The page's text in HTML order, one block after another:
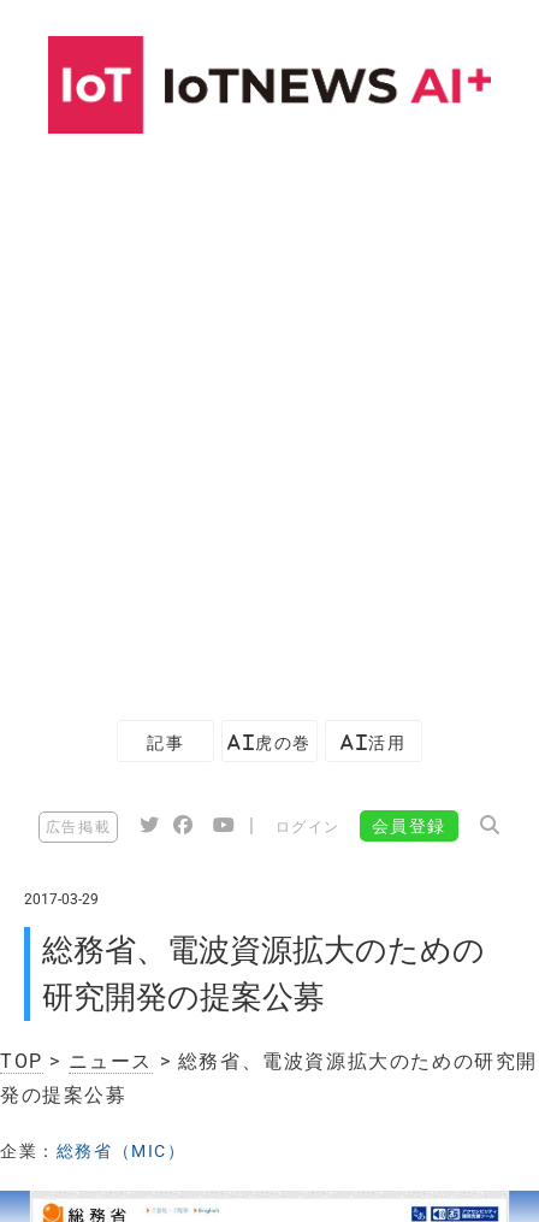
記事 AI虎の巻 AI活用
広告掲載 ログイン 会員登録
2017-03-29
総務省、電波資源拡大のための
研究開発の提案公募
TOP > ニュース > 総務省、電波資源拡大のための研究開
発の提案公募
企業： 総務省（MIC）